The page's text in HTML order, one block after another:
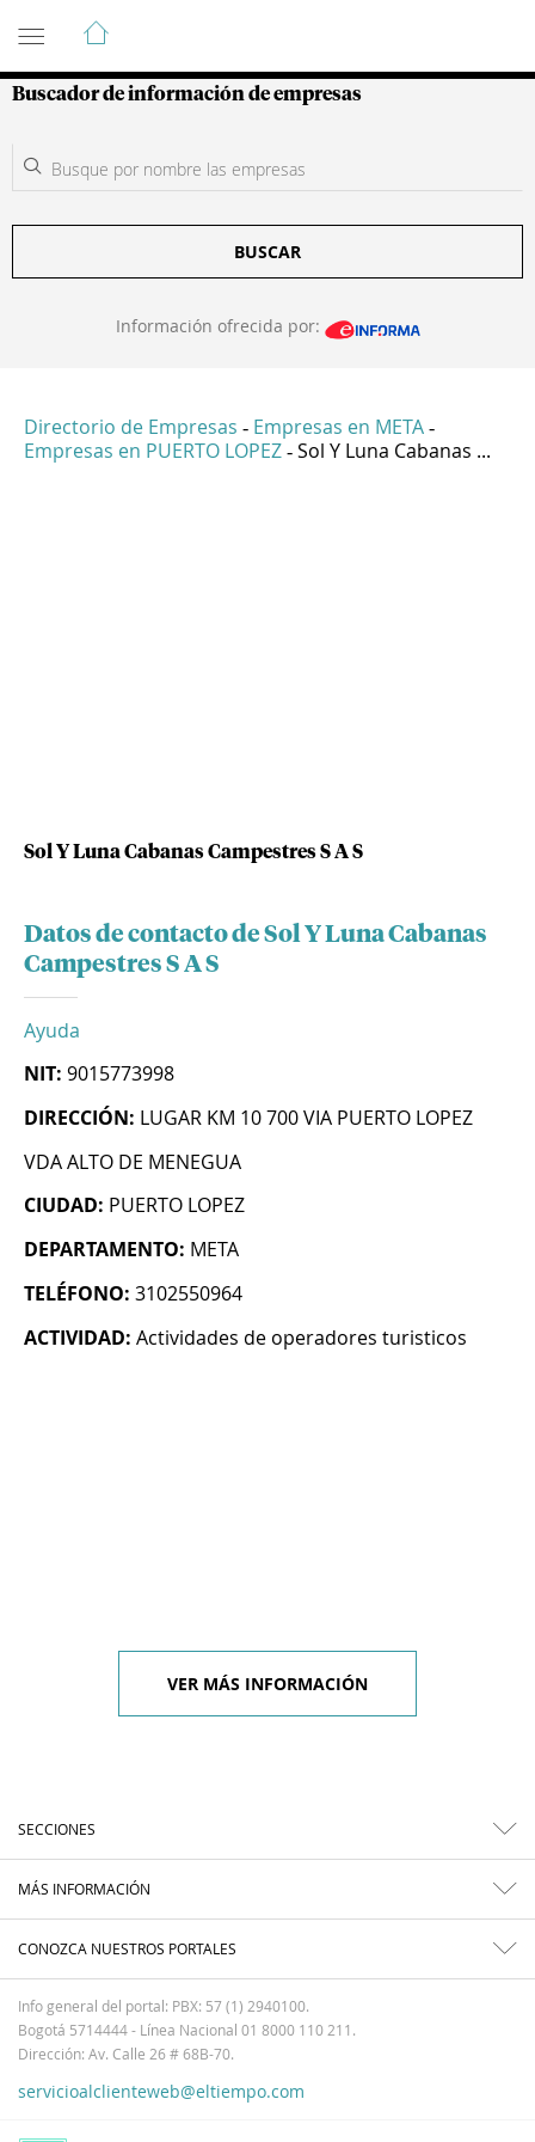
Guía de Empresas Colombianas
Buscador de información de empresas
BUSCAR
Información ofrecida por:
Directorio de Empresas - Empresas en META -
Empresas en PUERTO LOPEZ - Sol Y Luna Cabanas ...
Sol Y Luna Cabanas Campestres S A S
Datos de contacto de Sol Y Luna Cabanas
Campestres S A S
Ayuda
NIT: 9015773998
DIRECCIÓN: LUGAR KM 10 700 VIA PUERTO LOPEZ
VDA ALTO DE MENEGUA
CIUDAD: PUERTO LOPEZ
DEPARTAMENTO: META
TELÉFONO: 3102550964
ACTIVIDAD: Actividades de operadores turisticos
VER MÁS INFORMACIÓN
SECCIONES
MÁS INFORMACIÓN
CONOZCA NUESTROS PORTALES
Info general del portal: PBX: 57 (1) 2940100.
Bogotá 5714444 - Línea Nacional 01 8000 110 211.
Dirección: Av. Calle 26 # 68B-70.
servicioalclienteweb@eltiempo.com